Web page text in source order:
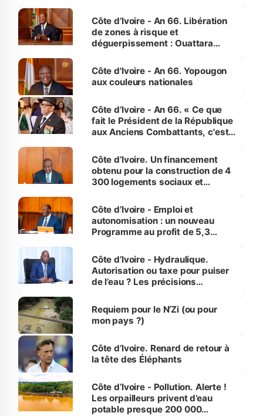
milieu des sinistrés
Côte d’Ivoire - An 66. Libération
de zones à risque et
déguerpissement : Ouattara
l'Etat de droit pour préserver les
vies humaines »
Côte d'Ivoire - An 66. Yopougon
aux couleurs nationales
Côte d’Ivoire - An 66. « Ce que
fait le Président de la République
aux Anciens Combattants, c'est
Côte d’Ivoire. Un financement
obtenu pour la construction de 4
300 logements sociaux et
et Yamoussoukro
Côte d’Ivoire - Emploi et
autonomisation : un nouveau
Programme au profit de 5,3
Côte d’Ivoire - Hydraulique.
Autorisation ou taxe pour puiser
de l’eau ? Les précisions
Requiem pour le N’Zi (ou pour
mon pays ?)
Côte d’Ivoire. Renard de retour à
la tête des Éléphants
Côte d’Ivoire - Pollution. Alerte !
Les orpailleurs privent d’eau
potable presque 200 000